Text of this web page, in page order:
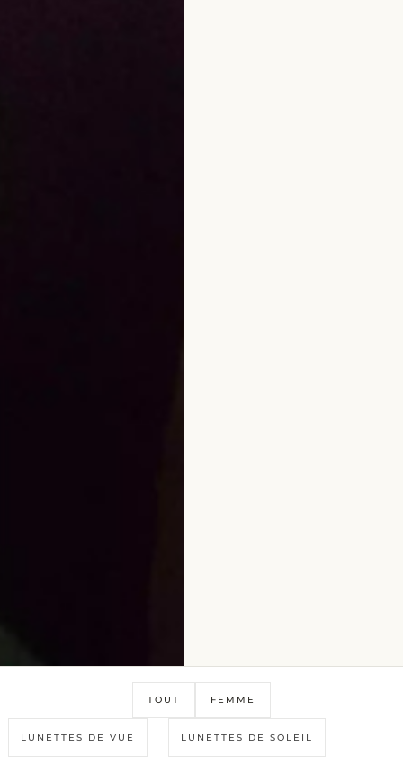
TOUT FEMME
LUNETTES DE VUE LUNETTES DE SOLEIL